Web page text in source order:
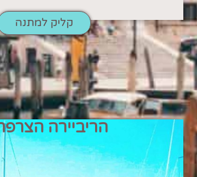
קליק למתנה
הריביירה